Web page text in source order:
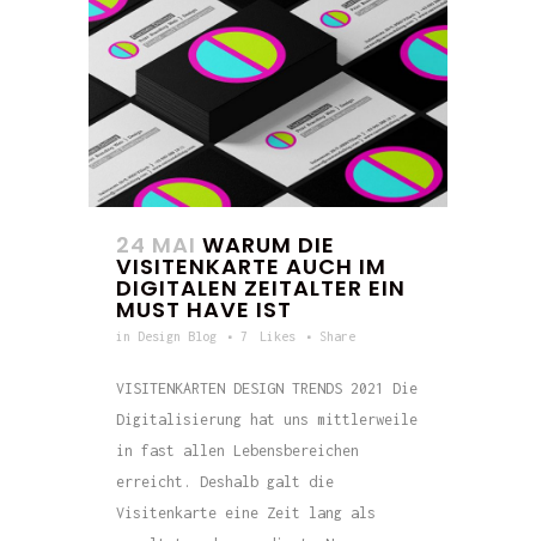
24 MAI WARUM DIE
VISITENKARTE AUCH IM
DIGITALEN ZEITALTER EIN
MUST HAVE IST
in Design Blog 7 Likes Share
VISITENKARTEN DESIGN TRENDS 2021 Die
Digitalisierung hat uns mittlerweile
in fast allen Lebensbereichen
erreicht. Deshalb galt die
Visitenkarte eine Zeit lang als